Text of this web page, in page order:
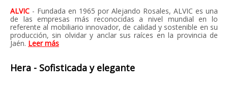
ALVIC - Fundada en 1965 por Alejando Rosales, ALVIC es una
de las empresas más reconocidas a nivel mundial en lo
referente al mobiliario innovador, de calidad y sostenible en su
producción, sin olvidar y anclar sus raíces en la provincia de
Jaén. Leer más
Hera - Sofisticada y elegante